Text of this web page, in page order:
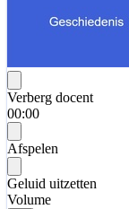
Verberg docent
00:00
Afspelen
Geluid uitzetten
Volume